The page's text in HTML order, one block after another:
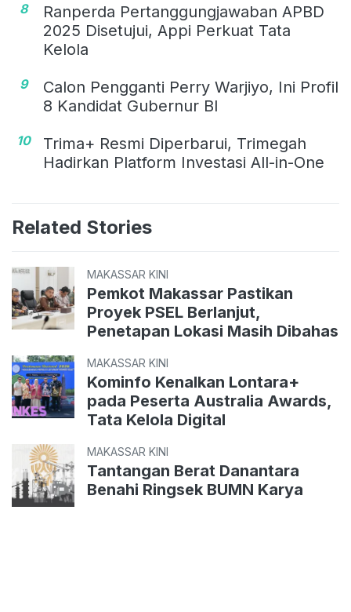
8
Ranperda Pertanggungjawaban APBD
2025 Disetujui, Appi Perkuat Tata
Kelola
9
Calon Pengganti Perry Warjiyo, Ini Profil
8 Kandidat Gubernur BI
10
Trima+ Resmi Diperbarui, Trimegah
Hadirkan Platform Investasi All-in-One
Related Stories
MAKASSAR KINI
Pemkot Makassar Pastikan
Proyek PSEL Berlanjut,
Penetapan Lokasi Masih Dibahas
MAKASSAR KINI
Kominfo Kenalkan Lontara+
pada Peserta Australia Awards,
Tata Kelola Digital
MAKASSAR KINI
Tantangan Berat Danantara
Benahi Ringsek BUMN Karya